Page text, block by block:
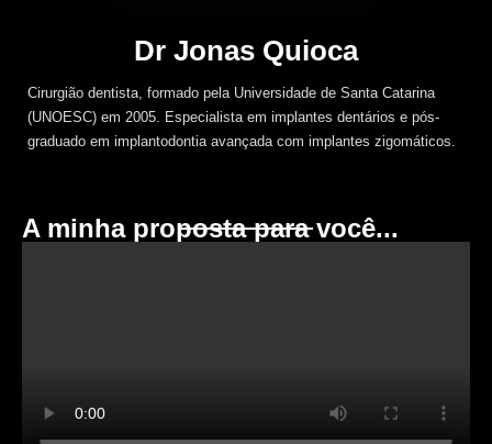
Dr Jonas Quioca
Cirurgião dentista, formado pela Universidade de Santa Catarina
(UNOESC) em 2005. Especialista em implantes dentários e pós-
graduado em implantodontia avançada com implantes zigomáticos.
A minha proposta para você...